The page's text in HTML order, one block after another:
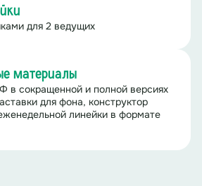
для 2 ведущих
материалы
в сокращенной и полной версиях
для фона, конструктор
линейки в формате